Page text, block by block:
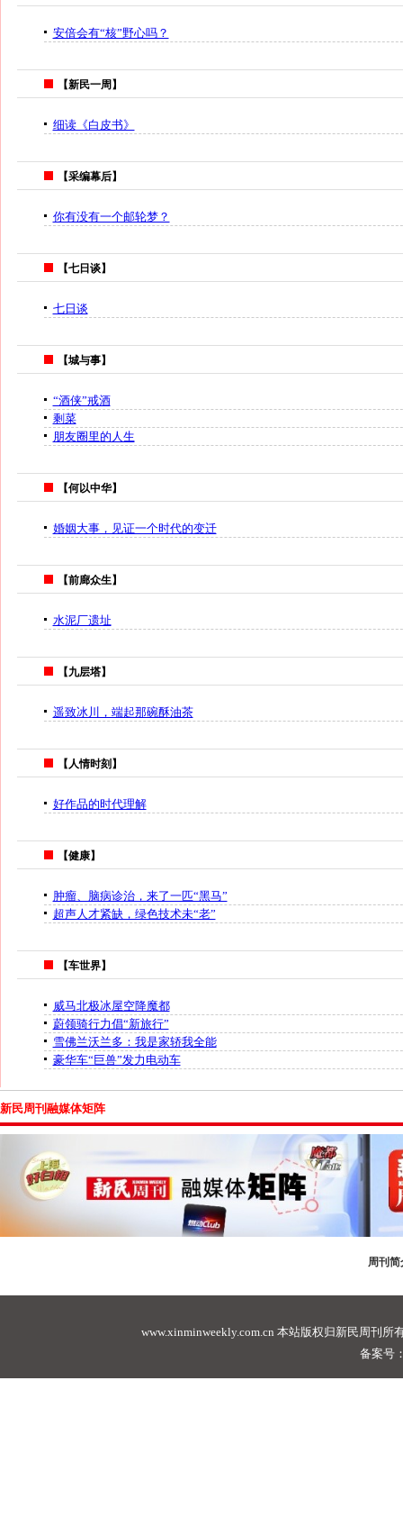
安倍会有“核”野心吗？
【新民一周】
细读《白皮书》
【采编幕后】
你有没有一个邮轮梦？
【七日谈】
七日谈
【城与事】
“酒侠”戒酒
剩菜
朋友圈里的人生
【何以中华】
婚姻大事，见证一个时代的变迁
【前廊众生】
水泥厂遗址
【九层塔】
遥致冰川，端起那碗酥油茶
【人情时刻】
好作品的时代理解
【健康】
肿瘤、脑病诊治，来了一匹“黑马”
超声人才紧缺，绿色技术未“老”
【车世界】
威马北极冰屋空降魔都
蔚领骑行力倡“新旅行”
雪佛兰沃兰多：我是家轿我全能
豪华车“巨兽”发力电动车
新民周刊融媒体矩阵
周刊简
www.xinminweekly.com.cn 本站版权归新民周刊所
备案号